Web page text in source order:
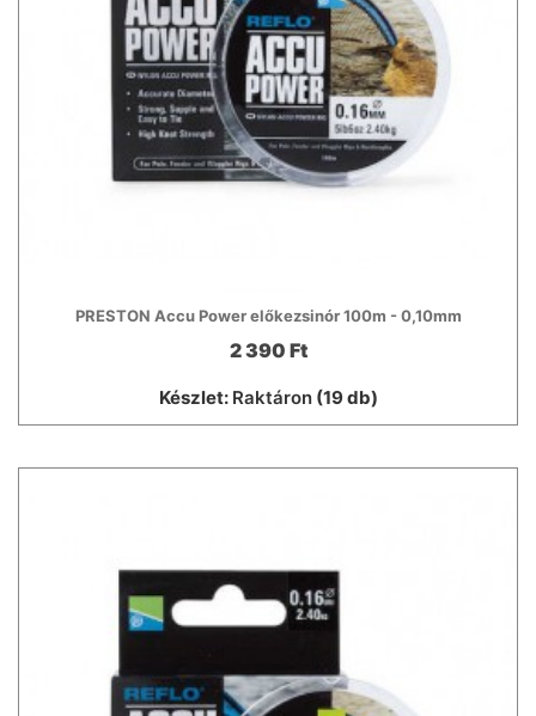
PRESTON Accu Power előkezsinór 100m - 0,10mm
2 390 Ft
Készlet: Raktáron(19 db)